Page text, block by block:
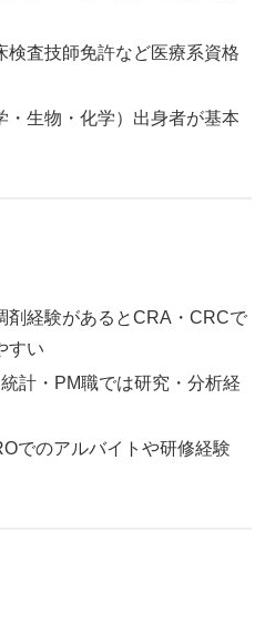
検査技師免許など医療系資格
・生物・化学）出身者が基本
剤経験があるとCRA・CRCで
すい
統計・PM職では研究・分析経
でのアルバイトや研修経験